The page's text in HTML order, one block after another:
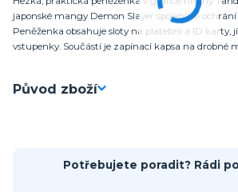
japonské mangy Demon Slayer spolehlivě ochrání
Peněženka obsahuje sloty na platební a ID karty,
vstupenky. Součástí je zapínací kapsa na drobné
Původ zboží
Potřebujete poradit? Rádi